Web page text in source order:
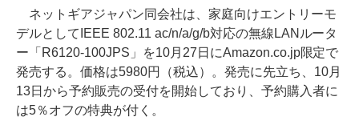
ネットギアジャパン同会社は、家庭向けエントリーモ
デルとしてIEEE 802.11 ac/n/a/g/b対応の無線LANルータ
ー「R6120-100JPS」を10月27日にAmazon.co.jp限定で
発売する。価格は5980円（税込）。発売に先立ち、10月
13日から予約販売の受付を開始しており、予約購入者に
は5％オフの特典が付く。